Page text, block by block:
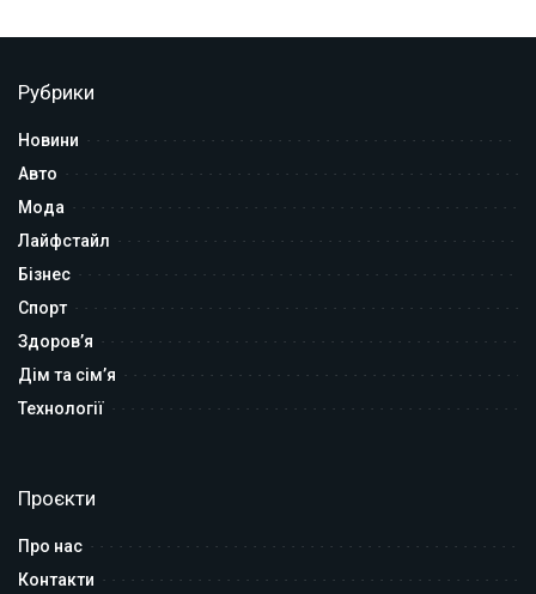
Рубрики
Новини
Авто
Мода
Лайфстайл
Бізнес
Спорт
Здоров’я
Дім та сім’я
Технології
Проєкти
Про нас
Контакти